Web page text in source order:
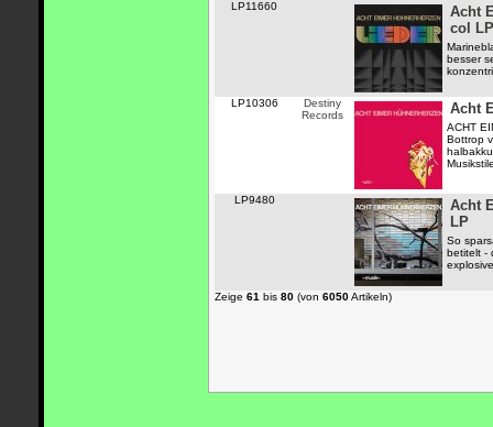
LP11660
Acht
col LP
besser
LP10306
Destiny
Records
Acht
ACHT
Bottrop
LP9480
Acht
LP
So
betitelt -
Zeige 61 bis 80 (von 6050Artikeln)